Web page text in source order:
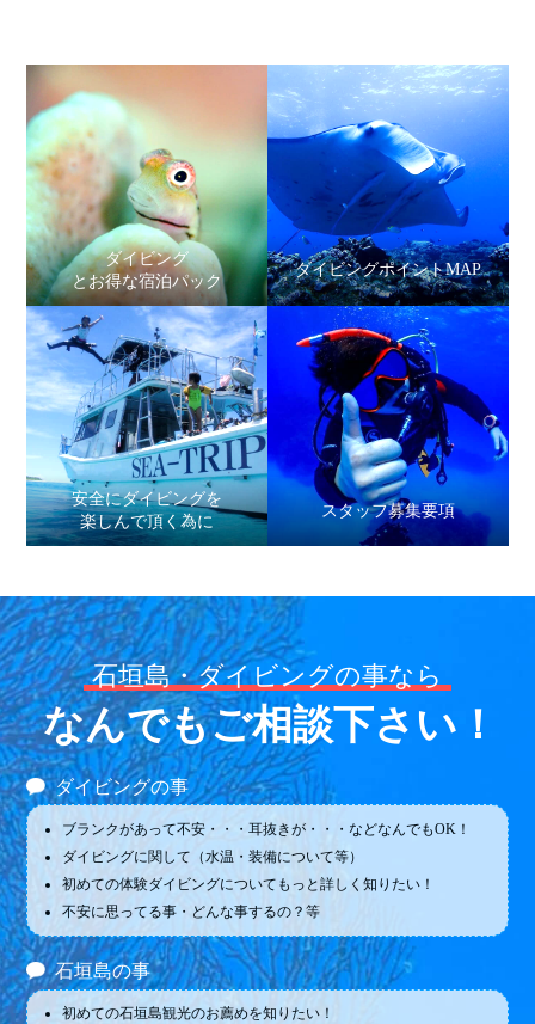
ダイビング
とお得な宿泊パック
ダイビングポイントMAP
安全にダイビングを
楽しんで頂く為に
スタッフ募集要項
石垣島・ダイビングの事なら
なんでもご相談下さい！
ダイビングの事
ブランクがあって不安・・・耳抜きが・・・などなんでもOK！
ダイビングに関して（水温・装備について等）
初めての体験ダイビングについてもっと詳しく知りたい！
不安に思ってる事・どんな事するの？等
石垣島の事
初めての石垣島観光のお薦めを知りたい！